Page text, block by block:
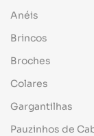
Anéis
Brincos
Broches
Colares
Gargantilhas
Pauzinhos de